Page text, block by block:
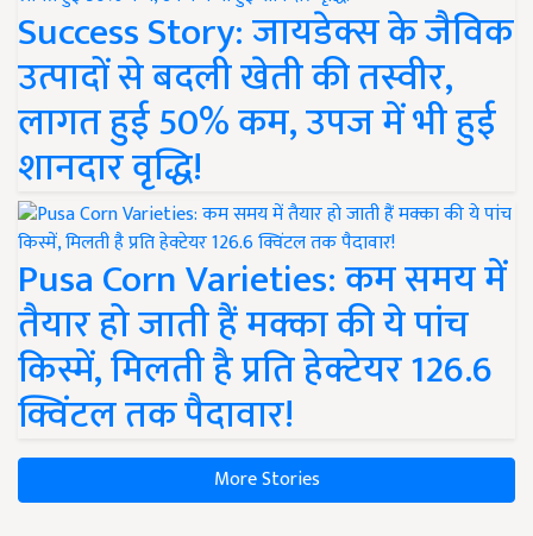
Success Story: जायडेक्स के जैविक
उत्पादों से बदली खेती की तस्वीर,
लागत हुई 50% कम, उपज में भी हुई
शानदार वृद्धि!
Pusa Corn Varieties: कम समय में
तैयार हो जाती हैं मक्का की ये पांच
किस्में, मिलती है प्रति हेक्टेयर 126.6
क्विंटल तक पैदावार!
More Stories